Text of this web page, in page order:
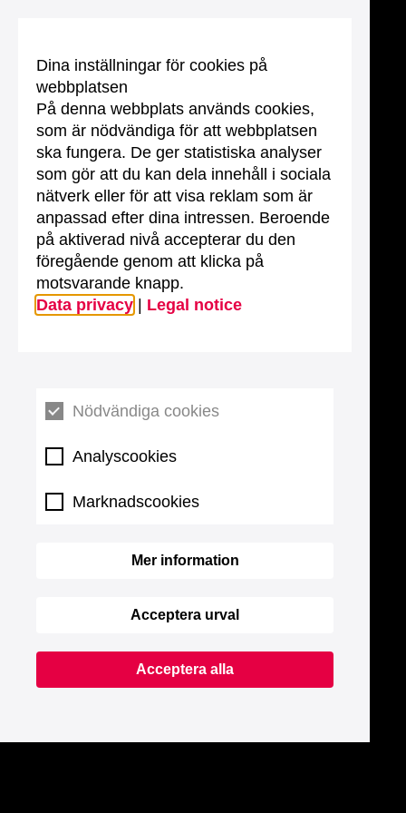
Dina inställningar för cookies på
webbplatsen
På denna webbplats används cookies,
som är nödvändiga för att webbplatsen
ska fungera. De ger statistiska analyser
som gör att du kan dela innehåll i sociala
nätverk eller för att visa reklam som är
anpassad efter dina intressen. Beroende
på aktiverad nivå accepterar du den
föregående genom att klicka på
motsvarande knapp.
Data privacy
Legal notice
Nödvändiga cookies
Analyscookies
Marknadscookies
Mer information
Acceptera urval
Acceptera alla